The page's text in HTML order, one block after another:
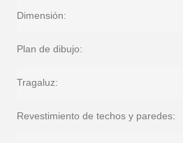
Dimensión:
Plan de dibujo:
Tragaluz:
Revestimiento de techos y paredes: